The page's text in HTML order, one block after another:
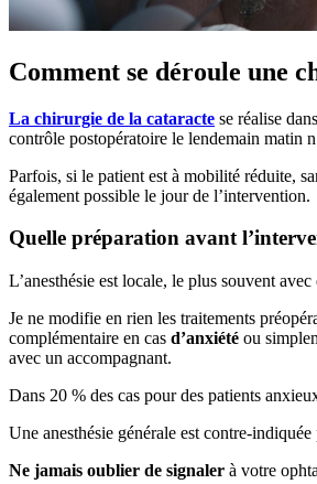
Comment se déroule une
La chirurgie de la cataracte se réalise
contrôle postopératoire le lendemain matin
Parfois, si le patient est à mobilité réduite,
également possible le jour de l’intervention.
Quelle préparation avant
L’anesthésie est locale, le plus souvent avec
Je ne modifie en rien les traitements
complémentaire en cas d’anxiété ou
avec un accompagnant.
Dans 20 % des cas pour des patients
Une anesthésie générale est contre-
Ne jamais oublier de signaler à votre